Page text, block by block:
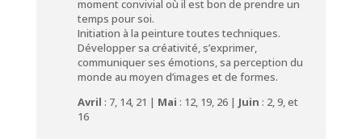
moment convivial où il est bon de prendre un
temps pour soi.
Initiation à la peinture toutes techniques.
Développer sa créativité, s’exprimer,
communiquer ses émotions, sa perception du
monde au moyen d’images et de formes.
Avril : 7, 14, 21 | Mai : 12, 19, 26 | Juin : 2, 9, et
16